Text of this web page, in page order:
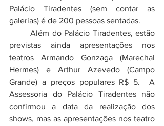
Palácio Tiradentes (sem contar as
galerias) é de 200 pessoas sentadas.
	Além do Palácio Tiradentes, estão
previstas ainda apresentações nos
teatros Armando Gonzaga (Marechal
Hermes) e Arthur Azevedo (Campo
Grande) a preços populares R$ 5.  A
Assessoria do Palácio Tiradentes não
confirmou a data da realização dos
shows, mas as apresentações nos teatro